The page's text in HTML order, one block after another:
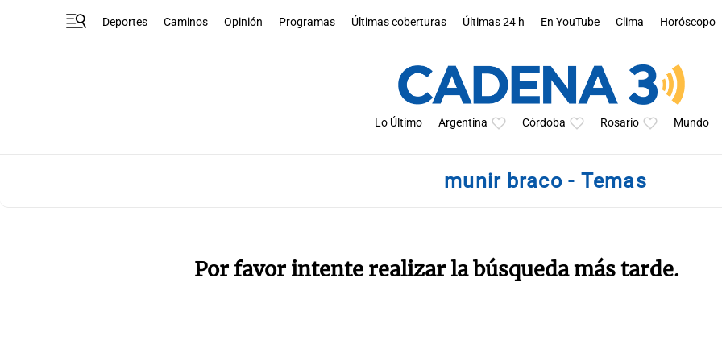
Deportes Caminos Opinión Programas Últimas coberturas Últimas 24 h En YouTube Clima Horóscopo
Lo Último Argentina Córdoba Rosario Mundo
munir braco - Temas
Por favor intente realizar la búsqueda más tarde.